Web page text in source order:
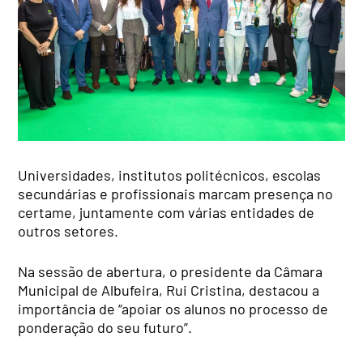
Universidades, institutos politécnicos, escolas
secundárias e profissionais marcam presença no
certame, juntamente com várias entidades de
outros setores.
Na sessão de abertura, o presidente da Câmara
Municipal de Albufeira, Rui Cristina, destacou a
importância de “apoiar os alunos no processo de
ponderação do seu futuro”.